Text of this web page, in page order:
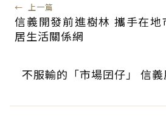
← 上一篇
信義開發前進樹林 攜手在
居生活關係網
不服輸的「市場囝仔」 信